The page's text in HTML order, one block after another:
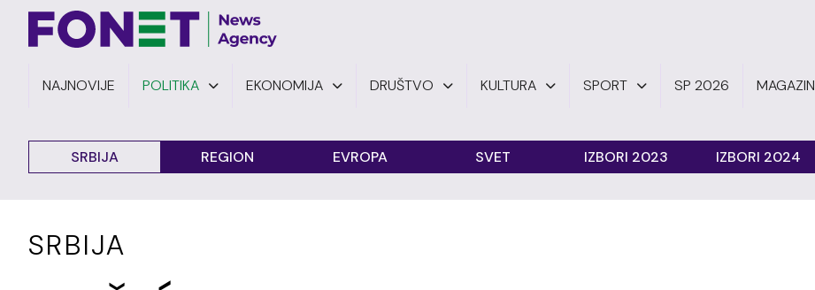
NAJNOVIJE POLITIKA EKONOMIJA DRUŠTVO KULTURA SPORT SP 2026 MAGAZIN
SRBIJA REGION EVROPA SVET IZBORI 2023 IZBORI 2024
SRBIJA